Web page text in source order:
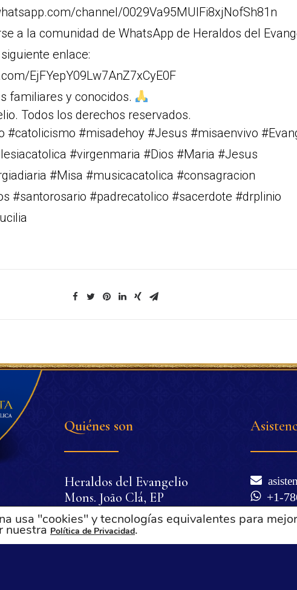
channel/0029Va95MUIFi8xjNofSh81n
a la comunidad de WhatsApp de Heraldos del
enlace:
EjFYepY09Lw7AnZ7xCyE0F
familiares y conocidos.
Todos los derechos reservados.
#catolicismo #misadehoy #Jesus #misaenvivo
#virgenmaria #Dios #Maria #Jesus
#Misa #musicacatolica #consagracion
#santorosario #padrecatolico #sacerdote #drplinio
Quiénes son
Heraldos del Evangelio
Mons. João Clá, EP
Dr. Plinio Corrêa de Oliveira
Dña. Lucilia Corrêa de
Oliveira
+1-
usa "cookies" y tecnologías equivalentes para
nuestra Política de Privacidad.